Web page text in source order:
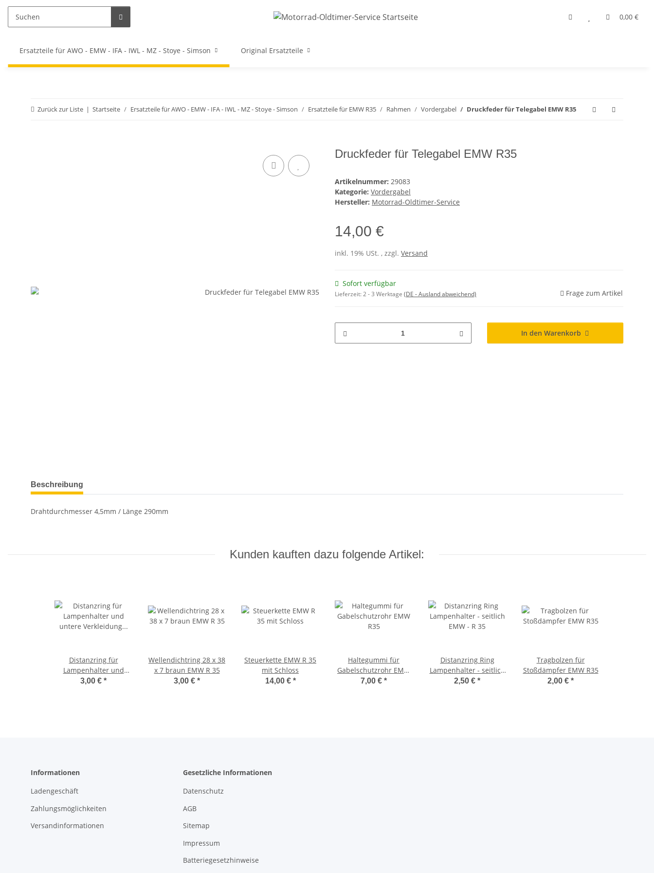
0,00 €
Ersatzteile für AWO - EMW - IFA - IWL - MZ - Stoye - Simson Original Ersatzteile
Zurück zur Liste Startseite Ersatzteile für AWO - EMW - IFA - IWL - MZ - Stoye - Simson Ersatzteile für EMW R35 Rahmen Vordergabel Druckfeder für Telegabel EMW R35
Druckfeder für Telegabel EMW R35
Artikelnummer: 29083
Kategorie: Vordergabel
Hersteller: Motorrad-Oldtimer-Service
14,00 €
inkl. 19% USt. , zzgl. Versand
Sofort verfügbar
Lieferzeit:2 - 3 Werktage (DE - Ausland abweichend) Frage zum Artikel
In den Warenkorb
weitere Registerkarten anzeigen
Beschreibung
Drahtdurchmesser 4,5mm / Länge 290mm
Kunden kauften dazu folgende Artikel:
Distanzring für
Lampenhalter und
untere Verkleidung
3,00 € *
Wellendichtring 28 x 38
x 7 braun EMW R 35
3,00 € *
Steuerkette EMW R 35
mit Schloss
14,00 € *
Haltegummi für
Gabelschutzrohr EMW
R35
7,00 € *
Distanzring Ring
Lampenhalter - seitlich
EMW - R 35
2,50 € *
Tragbolzen für
Stoßdämpfer EMW R35
2,00 € *
Informationen
Ladengeschäft
Zahlungsmöglichkeiten
Versandinformationen
Gesetzliche Informationen
Datenschutz
AGB
Sitemap
Impressum
Batteriegesetzhinweise